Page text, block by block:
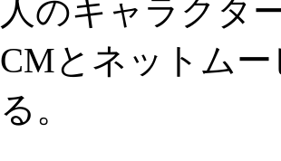
人のキャラクタ
CMとネットム
る。